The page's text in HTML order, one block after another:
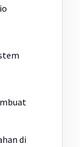
di